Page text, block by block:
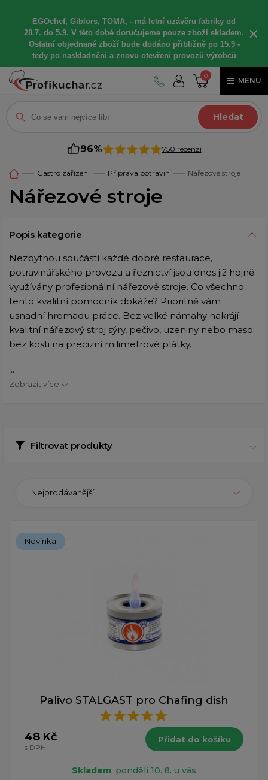
EGOchef, Giblors, TOMA, - má letní uzávěru fabriky od
28.7. do 5.9. V této době doručujeme pouze zboží skladem.
Ostatní objednané zboží bude dodáno přibližně po 15.9 -
tedy po naskladnění a znovu otevření provozů výrobců
×
0
MENU
Hledat
96% 750 recenzí
Gastro zařízení Příprava potravin Nářezové stroje
Nářezové stroje
Popis kategorie
Nezbytnou součástí každé dobré restaurace,
potravinářského provozu a řeznictví jsou dnes již hojně
využívány profesionální nářezové stroje. Co všechno
tento kvalitní pomocník dokáže? Prioritně vám
usnadní hromadu práce. Bez velké námahy nakrájí
kvalitní nářezový stroj sýry, pečivo, uzeniny nebo maso
bez kosti na precizní milimetrové plátky.
...
Zobrazit více
Filtrovat produkty
Nejprodávanější
Novinka
Palivo STALGAST pro Chafing dish
48 Kč
s DPH
Přidat do košíku
Skladem, pondělí 10. 8. u vás